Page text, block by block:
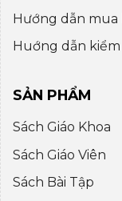
Hướng dẫn
Huớng dẫn
SẢN PHẨM
Sách Giáo Khoa
Sách Giáo Viên
Sách Bài Tập